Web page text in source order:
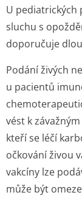
U pediatrických
sluchu s
doporučuje
Podání živých
u pacientů
vést k
kteří se léčí
očkování živou
vakcíny lze
může být